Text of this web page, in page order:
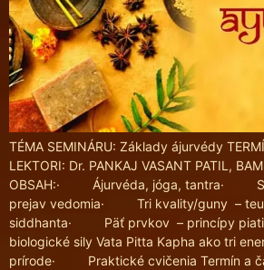
TÉMA SEMINÁRU: Základy ájurvédy
LEKTORI: Dr. PANKAJ VASANT PATIL,
OBSAH:· Ájurvéda, jóga, tantra·
prejav vedomia· Tri kvality/guny –
siddhanta· Päť prvkov – princípy
biologické sily Vata Pitta Kapha ako tri
prírode· Praktické cvičenia Termín